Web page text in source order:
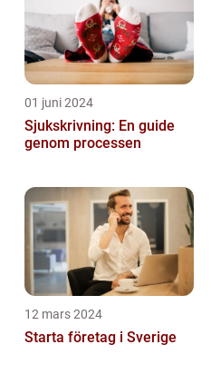
01 juni 2024
Sjukskrivning: En guide
genom processen
12 mars 2024
Starta företag i Sverige